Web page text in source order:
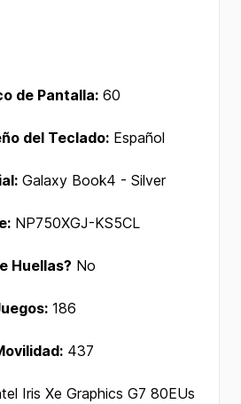
de Pantalla: 60
del Teclado: Español
Galaxy Book4 - Silver
NP750XGJ-KS5CL
Huellas? No
186
437
Iris Xe Graphics G7 80EUs